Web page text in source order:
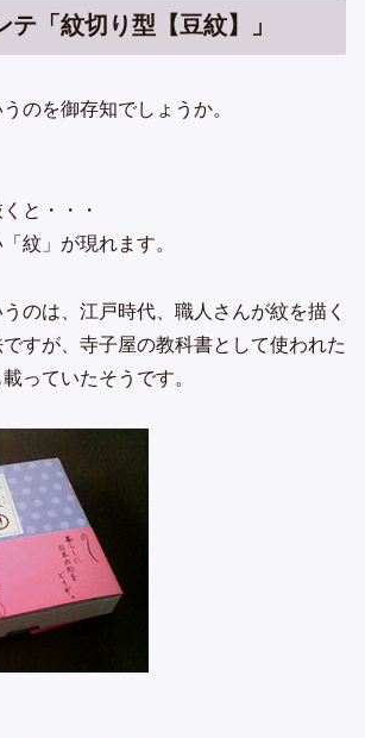
テ「紋切り型【豆紋】」
のを御存知でしょうか。
と・・・
紋」が現れます。
うのは、江戸時代、職人さんが紋を描く
すが、寺子屋の教科書として使われた
っていたそうです。